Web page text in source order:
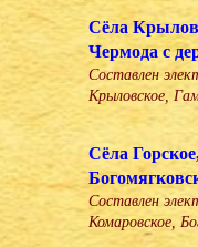
Сёла
Чермода с
Составлен
Крыловское,
Сёла
Составлен
Комаровское,